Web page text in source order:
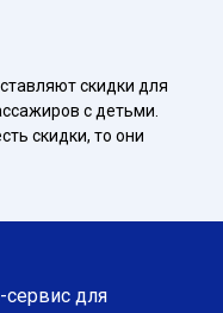
скидки для
с детьми.
скидки, то они
сервис для